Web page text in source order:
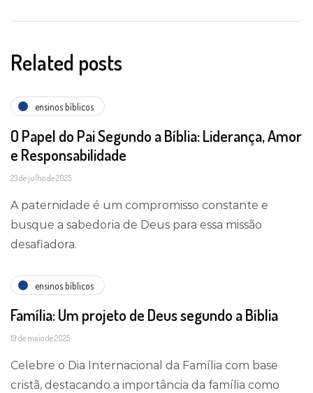
Related posts
ensinos bíblicos
O Papel do Pai Segundo a Bíblia: Liderança, Amor
e Responsabilidade
23 de julho de 2025
A paternidade é um compromisso constante e
busque a sabedoria de Deus para essa missão
desafiadora.
ensinos bíblicos
Família: Um projeto de Deus segundo a Bíblia
19 de maio de 2025
Celebre o Dia Internacional da Família com base
cristã, destacando a importância da família como